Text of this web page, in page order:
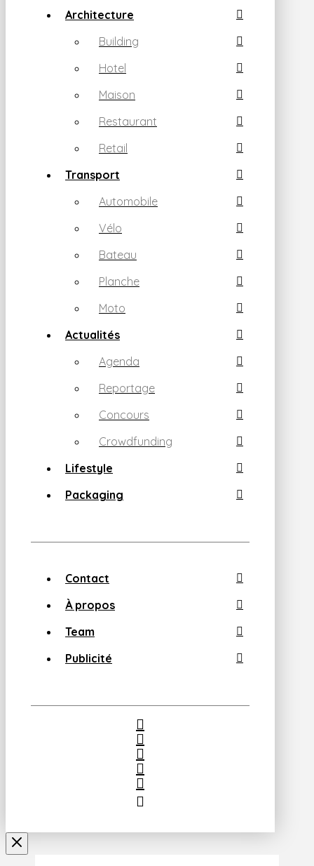
Architecture
Building
Hotel
Maison
Restaurant
Retail
Transport
Automobile
Vélo
Bateau
Planche
Moto
Actualités
Agenda
Reportage
Concours
Crowdfunding
Lifestyle
Packaging
Contact
À propos
Team
Publicité